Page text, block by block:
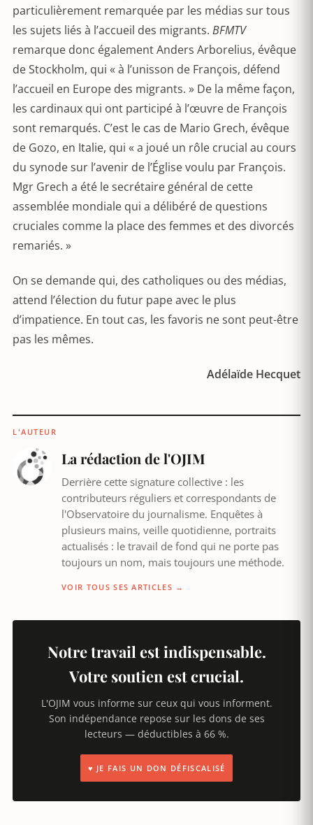
particulièrement remarquée par les médias sur tous
les sujets liés à l’accueil des migrants. BFMTV
remarque donc également Anders Arborelius, évêque
de Stockholm, qui « à l’unisson de François, défend
l’accueil en Europe des migrants. » De la même façon,
les cardinaux qui ont participé à l’œuvre de François
sont remarqués. C’est le cas de Mario Grech, évêque
de Gozo, en Italie, qui « a joué un rôle crucial au cours
du synode sur l’avenir de l’Église voulu par François.
Mgr Grech a été le secrétaire général de cette
assemblée mondiale qui a délibéré de questions
cruciales comme la place des femmes et des divorcés
remariés. »
On se demande qui, des catholiques ou des médias,
attend l’élection du futur pape avec le plus
d’impatience. En tout cas, les favoris ne sont peut-être
pas les mêmes.
Adélaïde Hecquet
L'AUTEUR
La rédaction de l'OJIM
Derrière cette signature collective : les
contributeurs réguliers et correspondants de
l'Observatoire du journalisme. Enquêtes à
plusieurs mains, veille quotidienne, portraits
actualisés : le travail de fond qui ne porte pas
toujours un nom, mais toujours une méthode.
VOIR TOUS SES ARTICLES →
Notre travail est indispensable.
Votre soutien est crucial.
L'OJIM vous informe sur ceux qui vous informent.
Son indépendance repose sur les dons de ses
lecteurs — déductibles à 66 %.
♥ JE FAIS UN DON DÉFISCALISÉ